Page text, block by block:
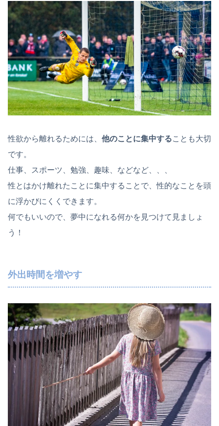
性欲から離れるためには、 他のことに集中することも大切
です。
仕事、スポーツ、勉強、趣味、などなど、、、
性とはかけ離れたことに集中することで、性的なことを頭
に浮かびにくくできます。
何でもいいので、夢中になれる何かを見つけて見ましょ
う！
外出時間を増やす